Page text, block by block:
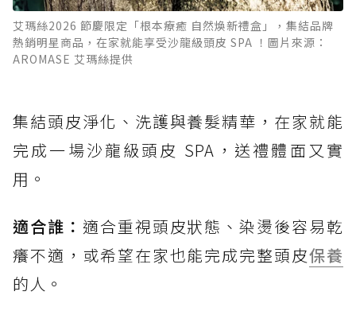
艾瑪絲2026 節慶限定「根本療癒 自然煥新禮盒」，集結品牌
熱銷明星商品，在家就能享受沙龍級頭皮 SPA ！圖片來源：
AROMASE 艾瑪絲提供
集結頭皮淨化、洗護與養髮精華，在家就能
完成一場沙龍級頭皮 SPA，送禮體面又實
用。
適合誰： 適合重視頭皮狀態、染燙後容易乾
癢不適，或希望在家也能完成完整頭皮保養
的人。